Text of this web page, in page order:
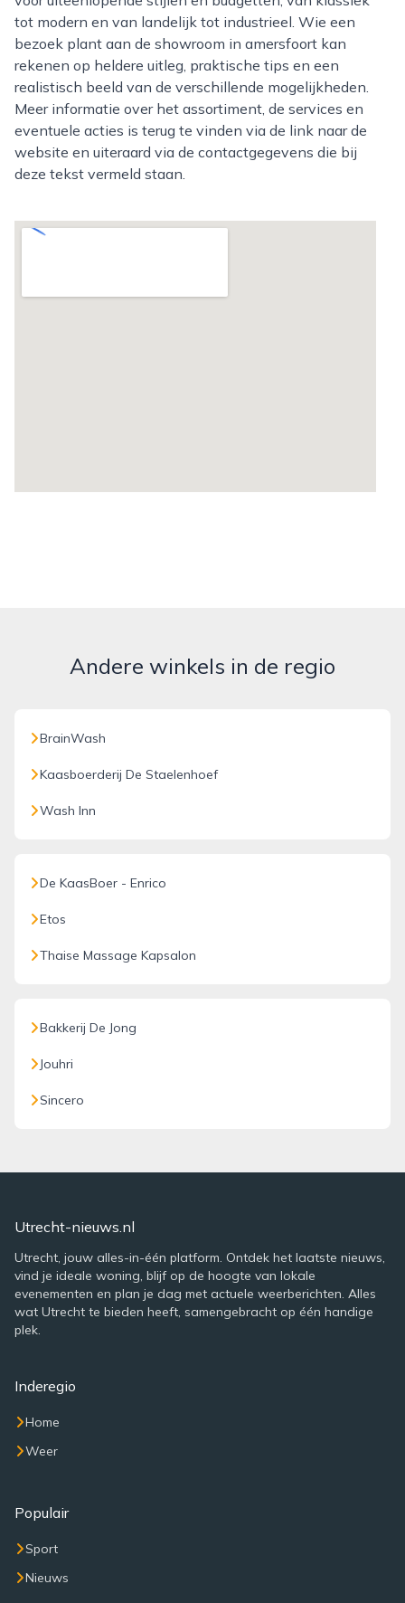
tot modern en van landelijk tot industrieel. Wie een
bezoek plant aan de showroom in amersfoort kan
rekenen op heldere uitleg, praktische tips en een
realistisch beeld van de verschillende mogelijkheden.
Meer informatie over het assortiment, de services en
eventuele acties is terug te vinden via de link naar de
website en uiteraard via de contactgegevens die bij
deze tekst vermeld staan.
Andere winkels in de regio
BrainWash
Kaasboerderij De Staelenhoef
Wash Inn
De KaasBoer - Enrico
Etos
Thaise Massage Kapsalon
Bakkerij De Jong
Jouhri
Sincero
Utrecht-nieuws.nl
Utrecht, jouw alles-in-één platform. Ontdek het laatste nieuws,
vind je ideale woning, blijf op de hoogte van lokale
evenementen en plan je dag met actuele weerberichten. Alles
wat Utrecht te bieden heeft, samengebracht op één handige
plek.
Inderegio
Home
Weer
Populair
Sport
Nieuws